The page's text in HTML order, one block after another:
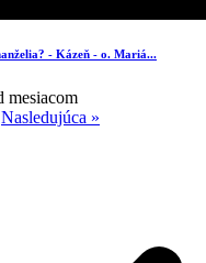
- Kázeň - o. Mariá...
mesiacom
Nasledujúca »